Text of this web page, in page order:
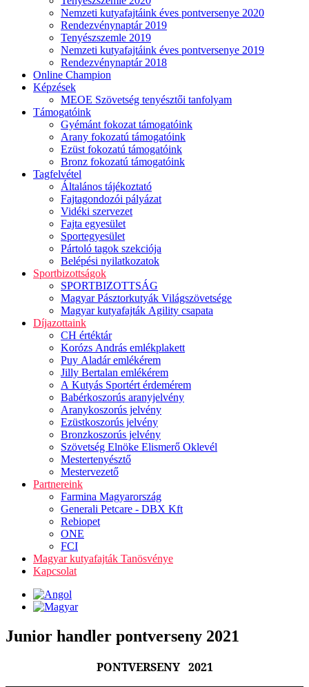
Nemzeti kutyafajtáink éves pontversenye 2020
Rendezvénynaptár 2019
Tenyészszemle 2019
Nemzeti kutyafajtáink éves pontversenye 2019
Rendezvénynaptár 2018
Online Champion
Képzések
MEOE Szövetség tenyésztői tanfolyam
Támogatóink
Gyémánt fokozat támogatóink
Arany fokozatú támogatóink
Ezüst fokozatú támogatóink
Bronz fokozatú támogatóink
Tagfelvétel
Általános tájékoztató
Fajtagondozói pályázat
Vidéki szervezet
Fajta egyesület
Sportegyesület
Pártoló tagok szekciója
Belépési nyilatkozatok
Sportbizottságok
SPORTBIZOTTSÁG
Magyar Pásztorkutyák Világszövetsége
Magyar kutyafajták Agility csapata
Díjazottaink
CH értéktár
Korózs András emlékplakett
Puy Aladár emlékérem
Jilly Bertalan emlékérem
A Kutyás Sportért érdemérem
Babérkoszorús aranyjelvény
Aranykoszorús jelvény
Ezüstkoszorús jelvény
Bronzkoszorús jelvény
Szövetség Elnöke Elismerő Oklevél
Mestertenyésztő
Mestervezető
Partnereink
Farmina Magyarország
Generali Petcare - DBX Kft
Rebiopet
ONE
FCI
Magyar kutyafajták Tanösvénye
Kapcsolat
Junior handler pontverseny 2021
PONTVERSENY 2021